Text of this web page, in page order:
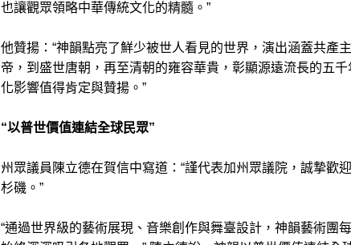
也讓觀眾領略中華傳統文化的精髓。”
他贊揚：“神韻點亮了鮮少被世人看見的世界，演出涵蓋共產
帝，到盛世唐朝，再至清朝的雍容華貴，彰顯源遠流長的五
化影響值得肯定與贊揚。”
“以普世價值連結全球民眾”
州眾議員陳立德在賀信中寫道：“謹代表加州眾議院，誠摯歡
杉磯。”
“通過世界級的藝術展現、音樂創作與舞臺設計，神韻藝術團